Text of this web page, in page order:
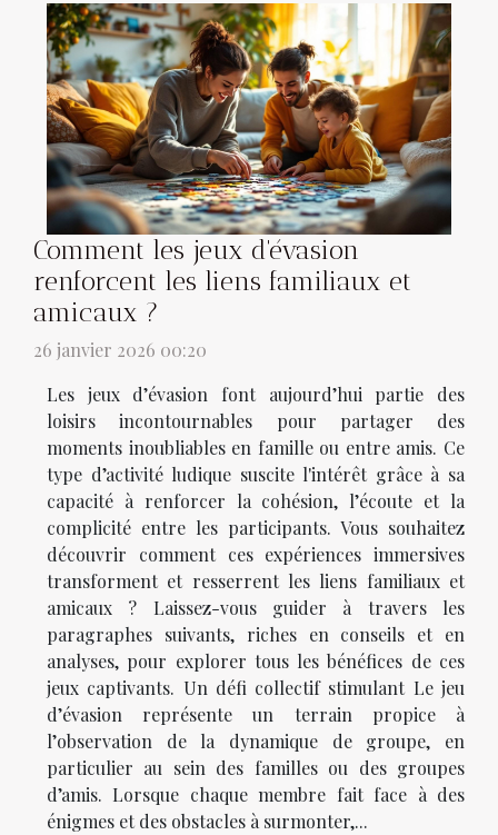
Comment les jeux d'évasion
renforcent les liens familiaux et
amicaux ?
26 janvier 2026 00:20
Les jeux d’évasion font aujourd’hui partie des
loisirs incontournables pour partager des
moments inoubliables en famille ou entre amis. Ce
type d’activité ludique suscite l'intérêt grâce à sa
capacité à renforcer la cohésion, l’écoute et la
complicité entre les participants. Vous souhaitez
découvrir comment ces expériences immersives
transforment et resserrent les liens familiaux et
amicaux ? Laissez-vous guider à travers les
paragraphes suivants, riches en conseils et en
analyses, pour explorer tous les bénéfices de ces
jeux captivants. Un défi collectif stimulant Le jeu
d’évasion représente un terrain propice à
l’observation de la dynamique de groupe, en
particulier au sein des familles ou des groupes
d’amis. Lorsque chaque membre fait face à des
énigmes et des obstacles à surmonter,...